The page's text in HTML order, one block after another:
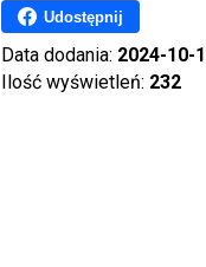
Udostępnij
Data dodania: 2024-10-
Ilość wyświetleń: 232